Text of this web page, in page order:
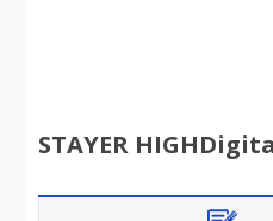
STAYER